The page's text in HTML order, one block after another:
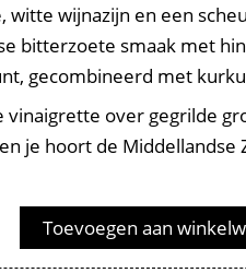
witte wijnazijn en een
bitterzoete smaak met
gecombineerd met
vinaigrette over gegrilde
je hoort de Middellandse
Toevoegen aan